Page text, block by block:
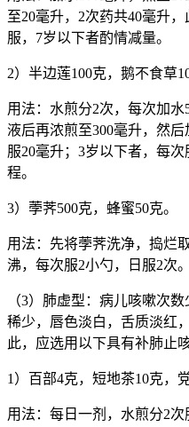
至20毫升，2次药共40毫升
服，7岁以下者酌情减量。
2）半边莲100克，鹅不食草
用法：水煎分2次，每次加
液后再浓煎至300毫升，然
服20毫升；3岁以下者，每
程。
3）荸荠500克，蜂蜜50克。
用法：先将荸荠洗净，捣烂
沸，每次服2小勺，日服2次。
（3）肺虚型：病儿咳嗽次
稀少，唇色淡白，舌质淡红
此，应选用以下具有补肺止
1）百部4克，短地茶10克，
用法：每日一剂，水煎分2次